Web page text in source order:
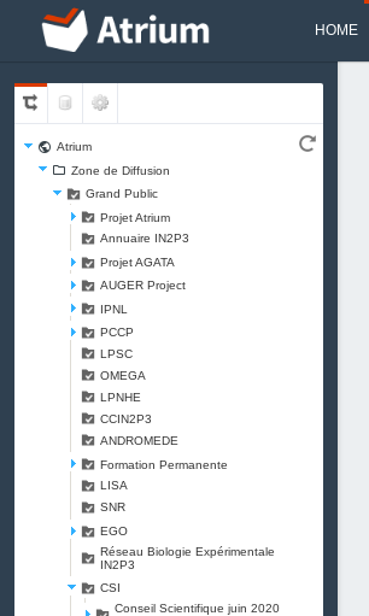
HOME
Atrium
Zone de Diffusion
Grand Public
Projet Atrium
Annuaire IN2P3
Projet AGATA
AUGER Project
IPNL
PCCP
LPSC
OMEGA
LPNHE
CCIN2P3
ANDROMEDE
Formation Permanente
LISA
SNR
EGO
Réseau Biologie Expérimentale
IN2P3
CSI
Conseil Scientifique juin 2020